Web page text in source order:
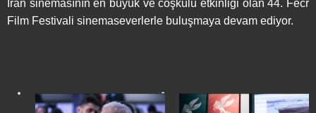
İran sinemasının en büyük ve coşkulu etkinliği olan 44. Fecr
Film Festivali sinemaseverlerle buluşmaya devam ediyor.